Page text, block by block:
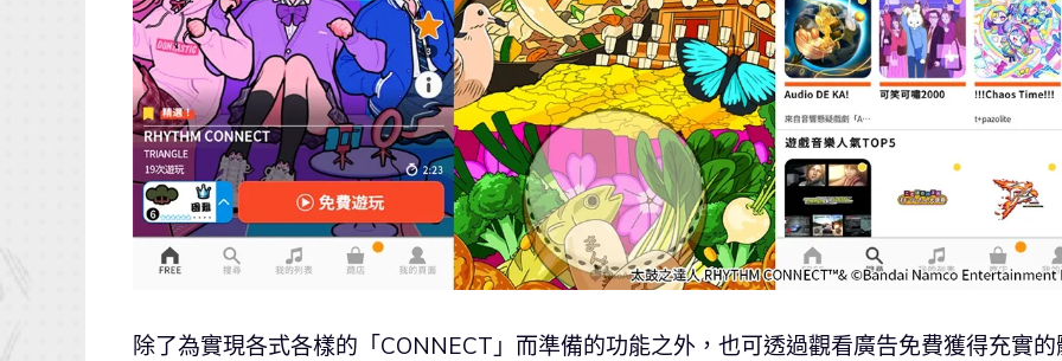
除了為實現各式各樣的「CONNECT」而準備的功能之外，也可透過觀看廣告免費獲得充實的